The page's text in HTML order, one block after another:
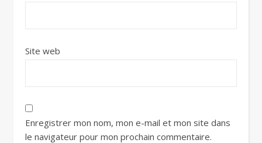
Site web
Enregistrer mon nom, mon e-mail et mon site dans
le navigateur pour mon prochain commentaire.